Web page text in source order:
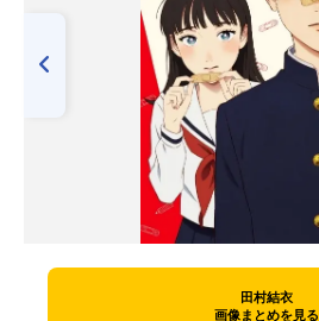
田村結衣
画像まとめを見る